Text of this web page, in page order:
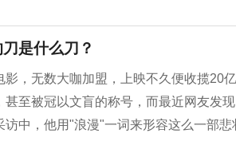
是什么刀？
，无数大咖加盟，上映不久便收揽20
至被冠以文盲的称号，而最近网友发
中，他用"浪漫"一词来形容这么一部悲